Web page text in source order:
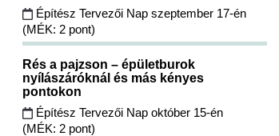
Építész Tervezői Nap szeptember 17-én
(MÉK: 2 pont)
Rés a pajzson – épületburok
nyílászáróknál és más kényes
pontokon
Építész Tervezői Nap október 15-én
(MÉK: 2 pont)